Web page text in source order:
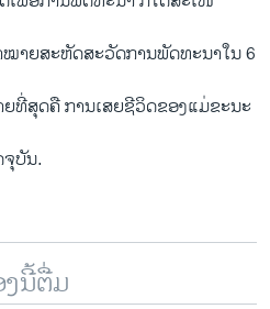
າຍສະຫັດສະວັດການພັດທະນາໃນ 6
ທີ່ສຸດຄື ການເສຍຊີວິດຂອງແມ່ຂະນະ
ບັນ.
ນີ້ຕື່ມ